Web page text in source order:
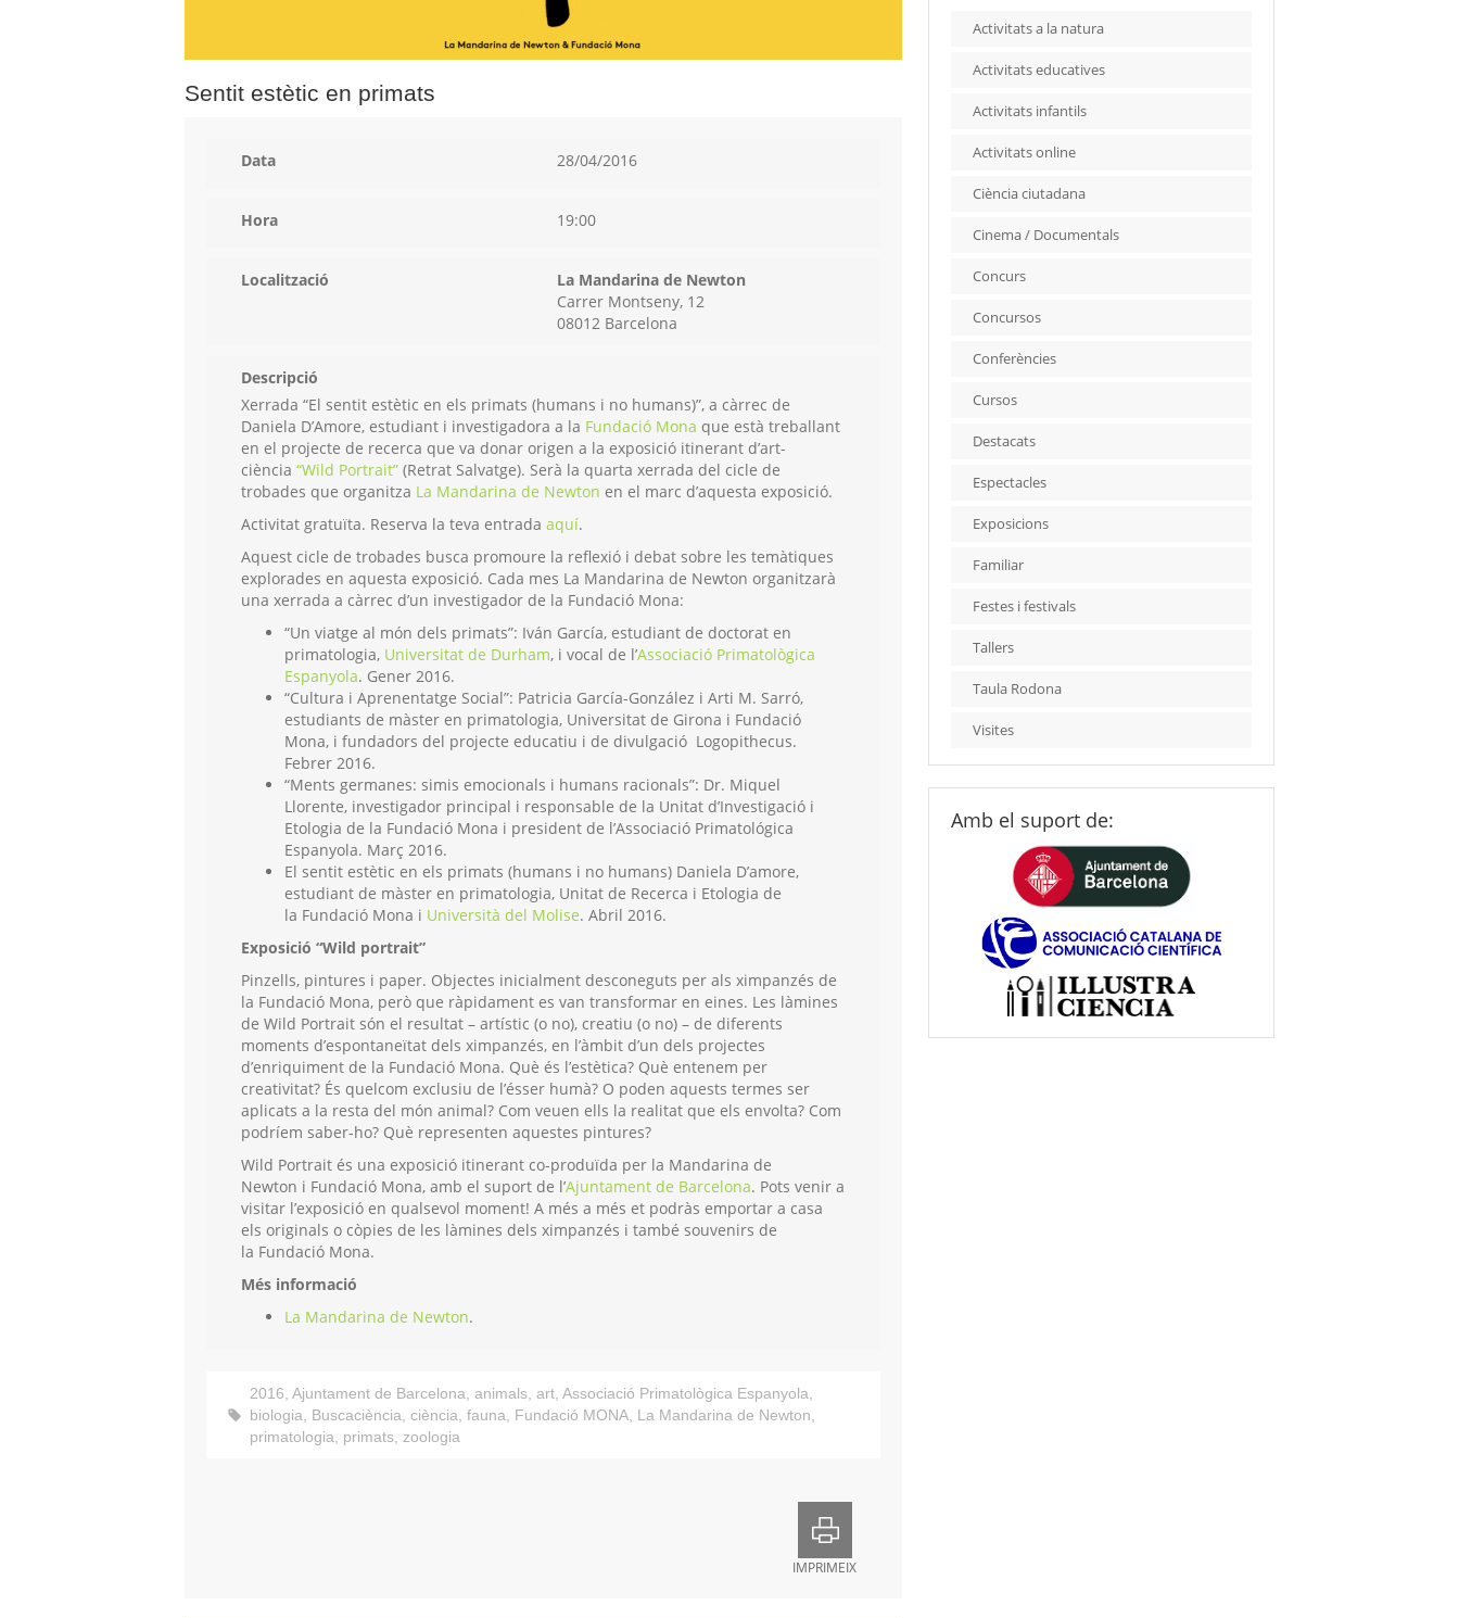
Sentit estètic en primats
Data 28/04/2016
Hora 19:00
Localització
La Mandarina de Newton
Carrer Montseny, 12
08012 Barcelona
Descripció
Xerrada “El sentit estètic en els primats (humans i no humans)”, a càrrec de
Daniela D’Amore, estudiant i investigadora a la Fundació Mona que està treballant
en el projecte de recerca que va donar origen a la exposició itinerant d’art-
ciència “Wild Portrait” (Retrat Salvatge). Serà la quarta xerrada del cicle de
trobades que organitza La Mandarina de Newton en el marc d’aquesta exposició.
Activitat gratuïta. Reserva la teva entrada aquí.
Aquest cicle de trobades busca promoure la reflexió i debat sobre les temàtiques
explorades en aquesta exposició. Cada mes La Mandarina de Newton organitzarà
una xerrada a càrrec d’un investigador de la Fundació Mona:
“Un viatge al món dels primats”: Iván García, estudiant de doctorat en
primatologia, Universitat de Durham, i vocal de l’Associació Primatològica
Espanyola. Gener 2016.
“Cultura i Aprenentatge Social”: Patricia García-González i Arti M. Sarró,
estudiants de màster en primatologia, Universitat de Girona i Fundació
Mona, i fundadors del projecte educatiu i de divulgació Logopithecus.
Febrer 2016.
“Ments germanes: simis emocionals i humans racionals”: Dr. Miquel
Llorente, investigador principal i responsable de la Unitat d’Investigació i
Etologia de la Fundació Mona i president de l’Associació Primatológica
Espanyola. Març 2016.
El sentit estètic en els primats (humans i no humans) Daniela D’amore,
estudiant de màster en primatologia, Unitat de Recerca i Etologia de
la Fundació Mona i Università del Molise. Abril 2016.
Exposició “Wild portrait”
Pinzells, pintures i paper. Objectes inicialment desconeguts per als ximpanzés de
la Fundació Mona, però que ràpidament es van transformar en eines. Les làmines
de Wild Portrait són el resultat – artístic (o no), creatiu (o no) – de diferents
moments d’espontaneïtat dels ximpanzés, en l’àmbit d’un dels projectes
d’enriquiment de la Fundació Mona. Què és l’estètica? Què entenem per
creativitat? És quelcom exclusiu de l’ésser humà? O poden aquests termes ser
aplicats a la resta del món animal? Com veuen ells la realitat que els envolta? Com
podríem saber-ho? Què representen aquestes pintures?
Wild Portrait és una exposició itinerant co-produïda per la Mandarina de
Newton i Fundació Mona, amb el suport de l’Ajuntament de Barcelona. Pots venir a
visitar l’exposició en qualsevol moment! A més a més et podràs emportar a casa
els originals o còpies de les làmines dels ximpanzés i també souvenirs de
la Fundació Mona.
Més informació
La Mandarina de Newton.
2016, Ajuntament de Barcelona, animals, art, Associació Primatològica Espanyola,
biologia, Buscaciència, ciència, fauna, Fundació MONA, La Mandarina de Newton,
primatologia, primats, zoologia
IMPRIMEIX
Activitats a la natura
Activitats educatives
Activitats infantils
Activitats online
Ciència ciutadana
Cinema / Documentals
Concurs
Concursos
Conferències
Cursos
Destacats
Espectacles
Exposicions
Familiar
Festes i festivals
Tallers
Taula Rodona
Visites
Amb el suport de: